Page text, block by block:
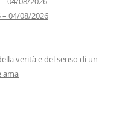
04/08/2026
verità e del senso di un
ama